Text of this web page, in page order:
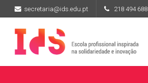
secretaria@ids.edu.pt 218 494 688